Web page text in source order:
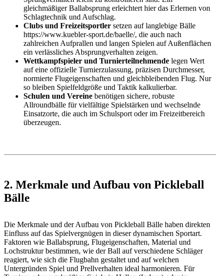
gleichmäßiger Ballabsprung erleichtert hier das Erlernen von
Schlagtechnik und Aufschlag.
Clubs und Freizeitsportler setzen auf langlebige Bälle
https://www.kuebler-sport.de/baelle/, die auch nach
zahlreichen Aufprallen und langen Spielen auf Außenflächen
ein verlässliches Absprungverhalten zeigen.
Wettkampfspieler und Turnierteilnehmende legen Wert
auf eine offizielle Turnierzulassung, präzisen Durchmesser,
normierte Flugeigenschaften und gleichbleibenden Flug. Nur
so bleiben Spielfeldgröße und Taktik kalkulierbar.
Schulen und Vereine benötigen sichere, robuste
Allroundbälle für vielfältige Spielstärken und wechselnde
Einsatzorte, die auch im Schulsport oder im Freizeitbereich
überzeugen.
2. Merkmale und Aufbau von Pickleball
Bälle
Die Merkmale und der Aufbau von Pickleball Bälle haben direkten
Einfluss auf das Spielvergnügen in dieser dynamischen Sportart.
Faktoren wie Ballabsprung, Flugeigenschaften, Material und
Lochstruktur bestimmen, wie der Ball auf verschiedene Schläger
reagiert, wie sich die Flugbahn gestaltet und auf welchen
Untergründen Spiel und Prellverhalten ideal harmonieren. Für